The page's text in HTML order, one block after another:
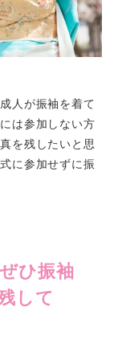
人が振袖を着て
は参加しない方
を残したいと思
に参加せずに振
ひ振袖
して